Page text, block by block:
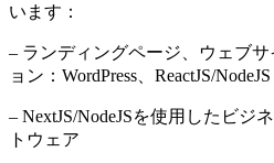
います：
– ランディングページ、ウェブ
ョン：WordPress、ReactJS/NodeJS
– NextJS/NodeJSを使用したビジ
トウェア